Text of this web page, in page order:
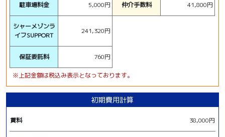
駐車場料金 5,000円
シャーメゾンラ
イフSUPPORT
241,320円
保証委託料 760円
仲介手数料 41,800円
※上記金額は税込み表示となっております。
初期費用計算
賃料 38,000円